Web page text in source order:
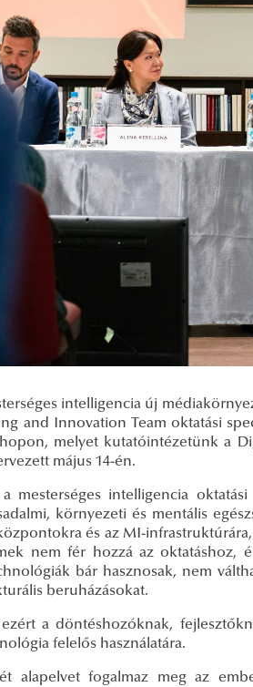
intelligencia új
and Innovation Team oktatási
melyet kutatóintézetünk a
május 14-én.
mesterséges intelligencia
környezeti és mentális
és az MI-
nem fér hozzá az oktatáshoz,
bár hasznosak, nem
beruházásokat.
a döntéshozóknak,
felelős használatára.
alapelvet fogalmaz meg az